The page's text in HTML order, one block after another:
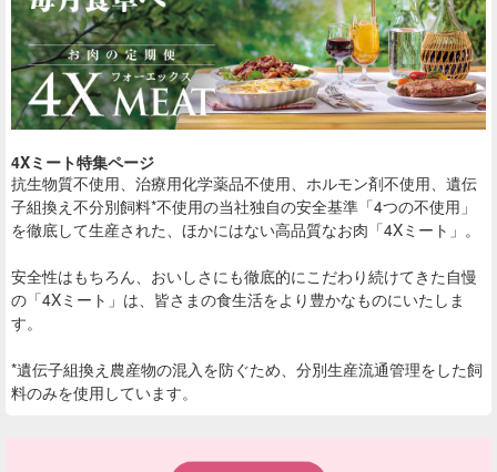
4Xミート特集ページ
抗生物質不使用、治療用化学薬品不使用、ホルモン剤不使用、遺伝
子組換え不分別飼料*不使用の当社独自の安全基準「4つの不使用」
を徹底して生産された、ほかにはない高品質なお肉「4Xミート」。
安全性はもちろん、おいしさにも徹底的にこだわり続けてきた自慢
の「4Xミート」は、皆さまの食生活をより豊かなものにいたしま
す。
*遺伝子組換え農産物の混入を防ぐため、分別生産流通管理をした飼
料のみを使用しています。